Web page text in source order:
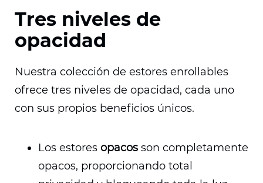
Tres niveles de
opacidad
Nuestra colección de estores enrollables
ofrece tres niveles de opacidad, cada uno
con sus propios beneficios únicos.
Los estores opacos son completamente
opacos, proporcionando total